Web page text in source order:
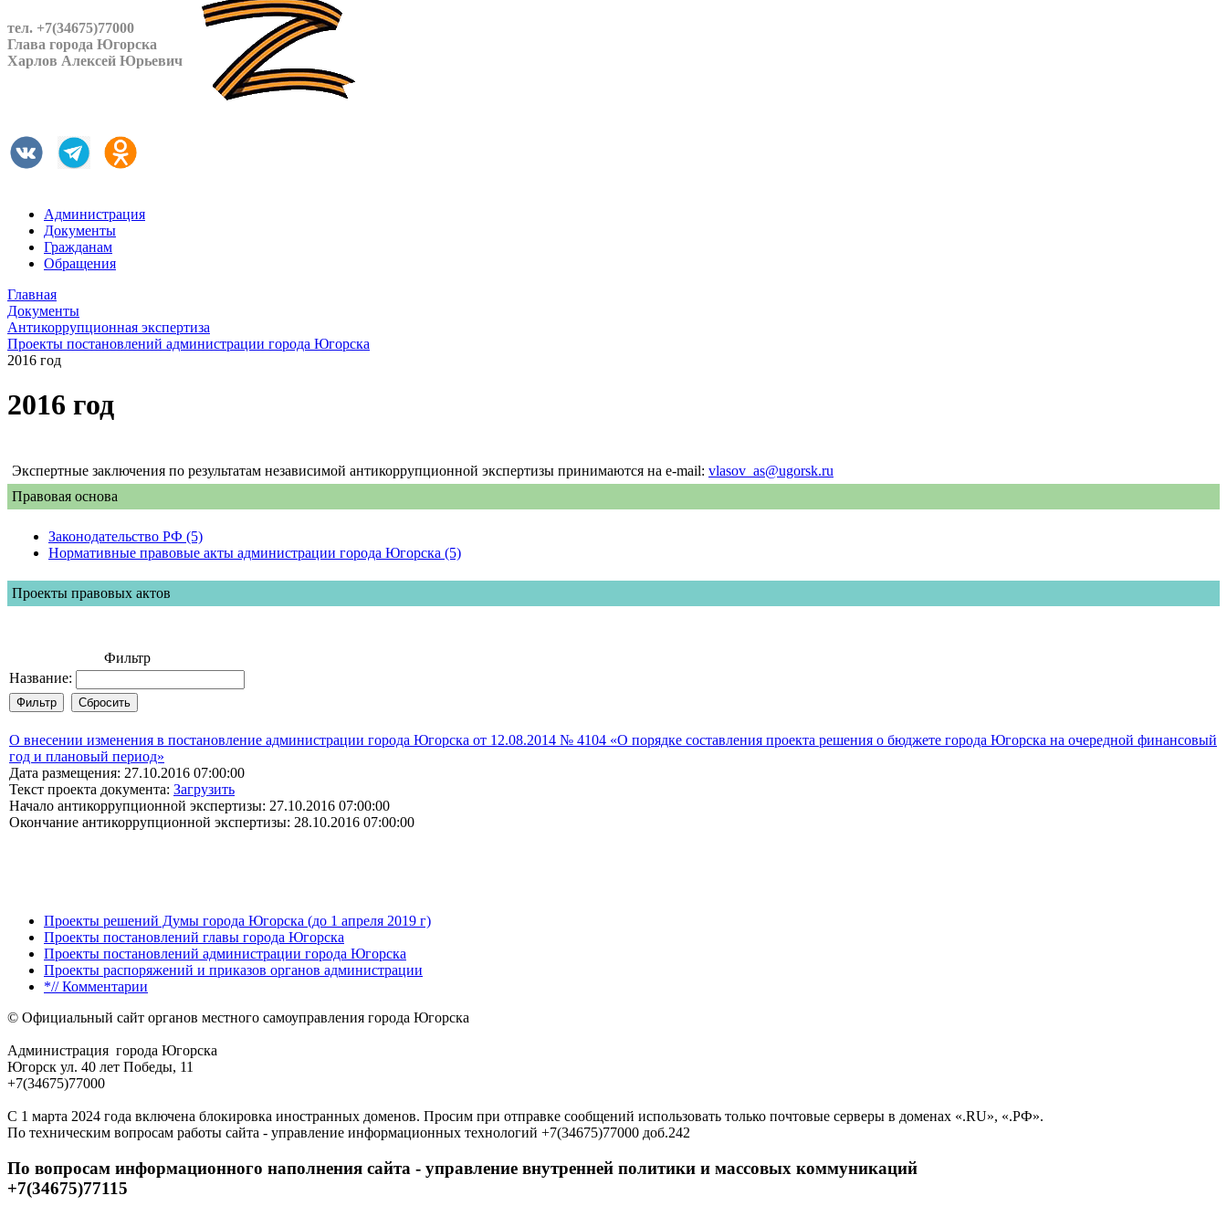
тел. +7(34675)77000
Глава города Югорска
Харлов Алексей Юрьевич
Администрация
Документы
Гражданам
Обращения
Главная
Документы
Антикоррупционная экспертиза
Проекты постановлений администрации города Югорска
2016 год
2016 год
Экспертные заключения по результатам независимой антикоррупционной экспертизы принимаются на e-mail: vlasov_as@ugorsk.ru
Правовая основа
Законодательство РФ (5)
Нормативные правовые акты администрации города Югорска (5)
Проекты правовых актов
Фильтр
Название:
О внесении изменения в постановление администрации города Югорска от 12.08.2014 № 4104 «О порядке составления проекта решения о бюджете города Югорска на очередной финансовый
год и плановый период»
Дата размещения: 27.10.2016 07:00:00
Текст проекта документа: Загрузить
Начало антикоррупционной экспертизы: 27.10.2016 07:00:00
Окончание антикоррупционной экспертизы: 28.10.2016 07:00:00
Проекты решений Думы города Югорска (до 1 апреля 2019 г)
Проекты постановлений главы города Югорска
Проекты постановлений администрации города Югорска
Проекты распоряжений и приказов органов администрации
*// Комментарии
© Официальный сайт органов местного самоуправления города Югорска
Администрация города Югорска
Югорск ул. 40 лет Победы, 11
+7(34675)77000
С 1 марта 2024 года включена блокировка иностранных доменов. Просим при отправке сообщений использовать только почтовые серверы в доменах «.RU», «.РФ».
По техническим вопросам работы сайта - управление информационных технологий +7(34675)77000 доб.242
По вопросам информационного наполнения сайта - управление внутренней политики и массовых коммуникаций
+7(34675)77115